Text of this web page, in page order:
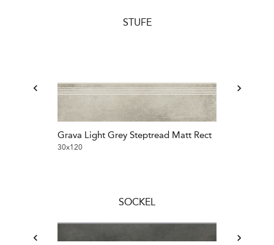
STUFE
Grava Light Grey Steptread Matt Rect
30x120
SOCKEL